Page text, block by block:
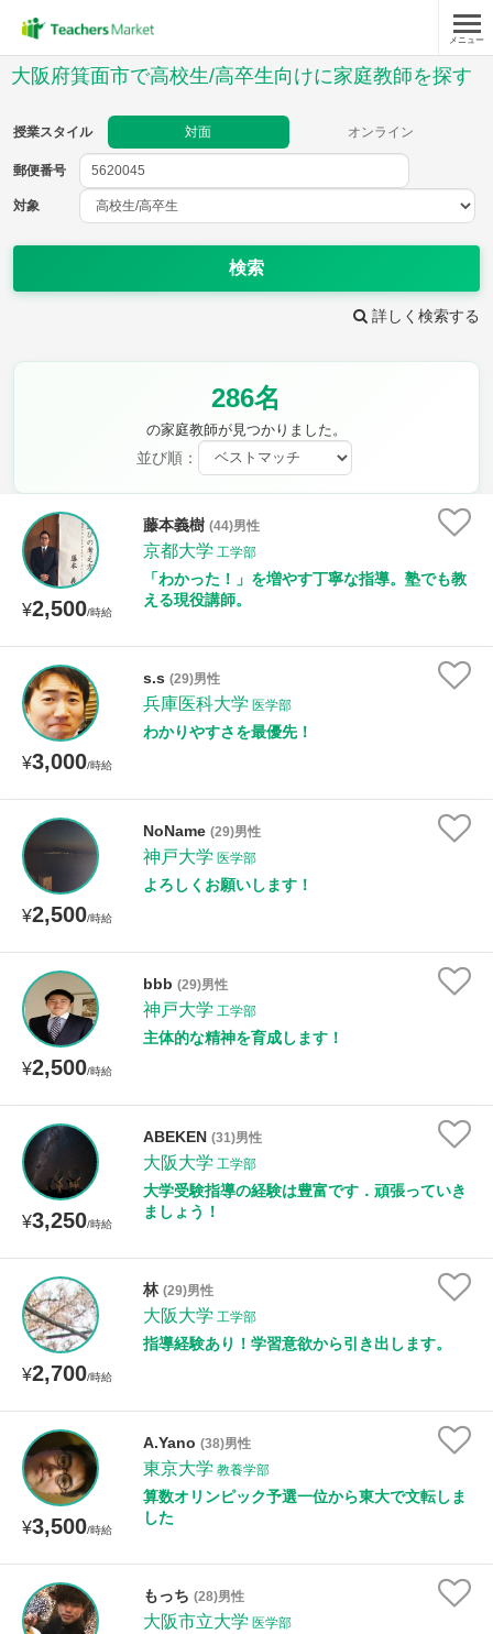
メニュー
大阪府箕面市で高校生/高卒生向けに家庭教師を探す
授業スタイル 対面 オンライン
郵便番号
対象
検索
詳しく検索する
286名
の家庭教師が見つかりました。
並び順：
¥2,500/時給
藤本義樹 (44)男性
京都大学 工学部
「わかった！」を増やす丁寧な指導。塾でも教
える現役講師。
¥3,000/時給
s.s (29)男性
兵庫医科大学 医学部
わかりやすさを最優先！
¥2,500/時給
NoName (29)男性
神戸大学 医学部
よろしくお願いします！
¥2,500/時給
bbb (29)男性
神戸大学 工学部
主体的な精神を育成します！
¥3,250/時給
ABEKEN (31)男性
大阪大学 工学部
大学受験指導の経験は豊富です．頑張っていき
ましょう！
¥2,700/時給
林 (29)男性
大阪大学 工学部
指導経験あり！学習意欲から引き出します。
¥3,500/時給
A.Yano (38)男性
東京大学 教養学部
算数オリンピック予選一位から東大で文転しま
した
もっち (28)男性
大阪市立大学 医学部
郵便番号
教科
英語(リスニング)
数学A 数学B 数学C 現代文
世界史 日本史 地理
政治経済 小論文 美術 書道 家庭科
時給：¥1,000 ～ ¥10,000
月曜日 火曜日 水曜日
土曜日 日曜日
距離：15km以内
年齢：18-101歳
性別